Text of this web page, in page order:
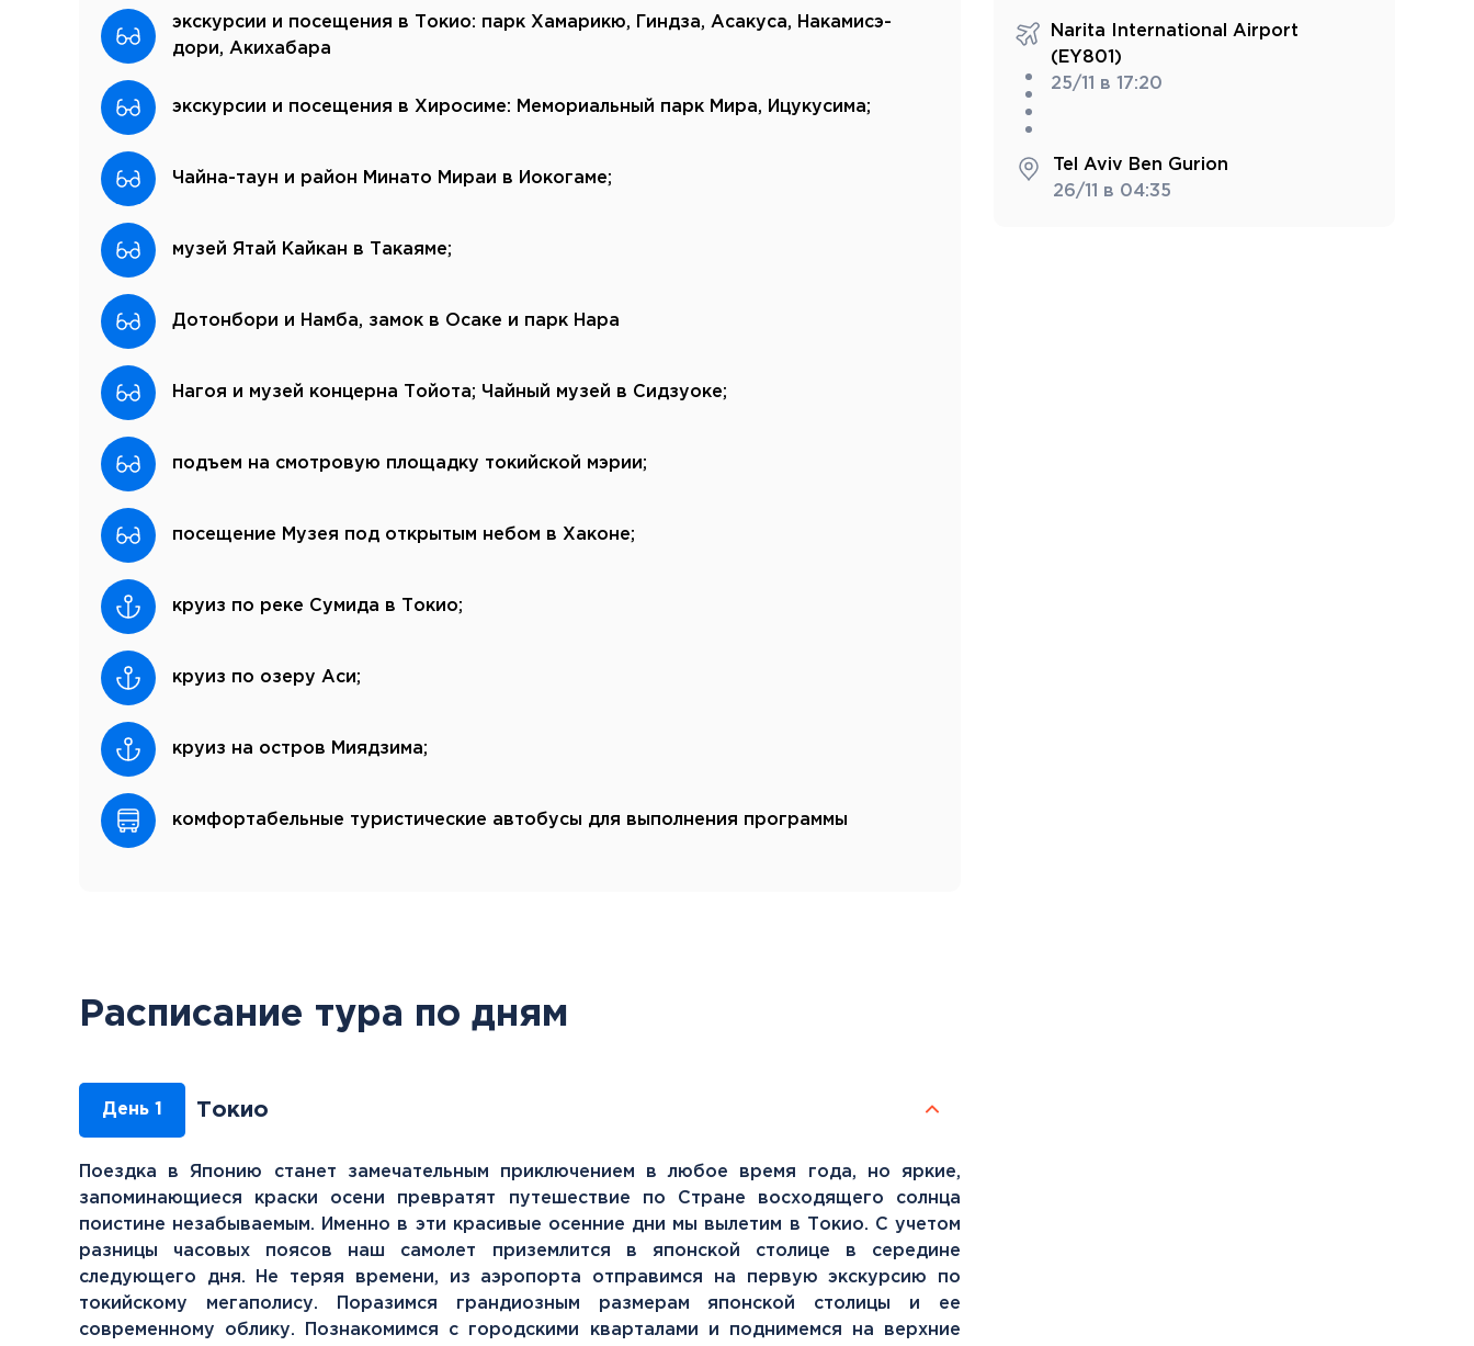
Смотреть все
Балтийские круизы
экскурсии и посещения в Токио: парк Хамарикю, Гиндза, Асакуса, Накамисэ-
дори, Акихабара
экскурсии и посещения в Хиросиме: Мемориальный парк Мира, Ицукусима;
Чайна-таун и район Минато Мираи в Иокогаме;
музей Ятай Кайкан в Такаяме;
Дотонбори и Намба, замок в Осаке и парк Нара
Нагоя и музей концерна Тойота; Чайный музей в Сидзуоке;
подъем на смотровую площадку токийской мэрии;
посещение Музея под открытым небом в Хаконе;
круиз по реке Сумида в Токио;
круиз по озеру Аси;
круиз на остров Миядзима;
комфортабельные туристические автобусы для выполнения программы
Расписание тура по дням
День 1 Токио
Поездка в Японию станет замечательным приключением в любое время года, но яркие,
запоминающиеся краски осени превратят путешествие по Стране восходящего солнца
поистине незабываемым. Именно в эти красивые осенние дни мы вылетим в Токио. С учетом
разницы часовых поясов наш самолет приземлится в японской столице в середине
следующего дня. Не теряя времени, из аэропорта отправимся на первую экскурсию по
токийскому мегаполису. Поразимся грандиозным размерам японской столицы и ее
современному облику. Познакомимся с городскими кварталами и поднимемся на верхние
Narita International Airport
(EY801)
25/11 в 17:20
Tel Aviv Ben Gurion
26/11 в 04:35